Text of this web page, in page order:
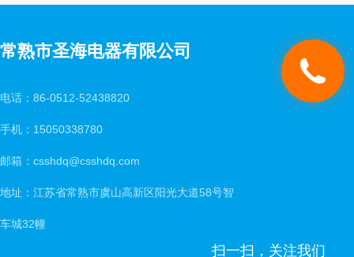
常熟市圣海电器有限公司
电话：86-0512-52438820
手机：15050338780
邮箱：csshdq@csshdq.com
地址：江苏省常熟市虞山高新区阳光大道58号智
车城32幢
扫一扫，关注我们